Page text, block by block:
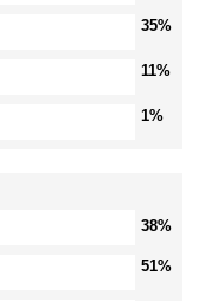
35%
11%
1%
38%
51%